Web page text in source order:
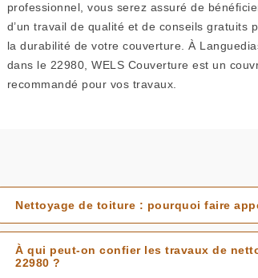
professionnel, vous serez assuré de
d’un travail de qualité et de conseils gratuits
la durabilité de votre couverture. À
dans le 22980, WELS Couverture est un
recommandé pour vos travaux.
Nettoyage de toiture : pourquoi faire
À qui peut-on confier les travaux de
22980 ?